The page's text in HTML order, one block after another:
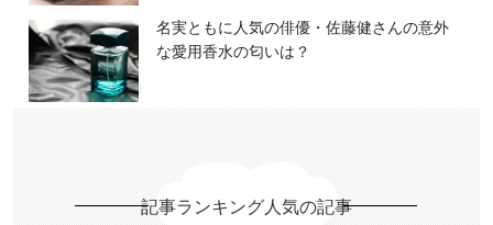
名実ともに人気の俳優・佐藤健さんの意外
な愛用香水の匂いは？
記事ランキング人気の記事